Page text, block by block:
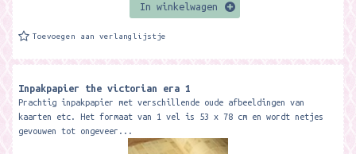
In winkelwagen
Toevoegen aan verlanglijstje
Inpakpapier the victorian era 1
Prachtig inpakpapier met verschillende oude afbeeldingen van
kaarten etc. Het formaat van 1 vel is 53 x 78 cm en wordt netjes
gevouwen tot ongeveer...